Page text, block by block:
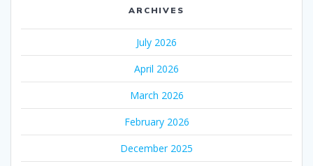
ARCHIVES
July 2026
April 2026
March 2026
February 2026
December 2025